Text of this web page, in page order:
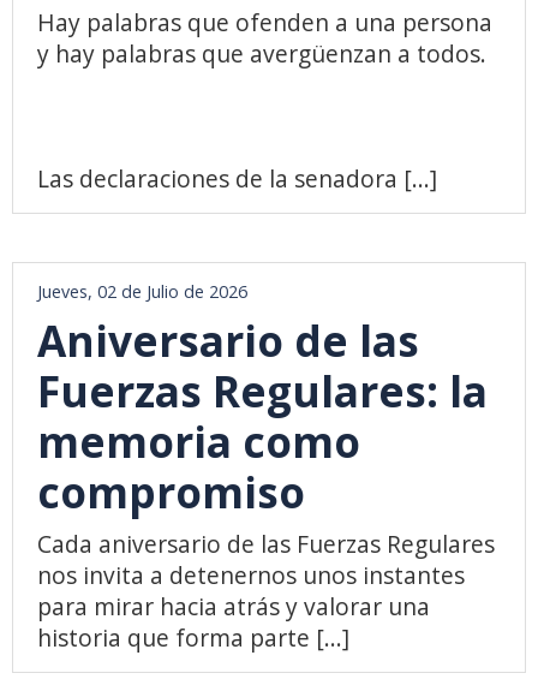
Hay palabras que ofenden a una persona
y hay palabras que avergüenzan a todos.
Las declaraciones de la senadora [...]
Jueves, 02 de Julio de 2026
Aniversario de las
Fuerzas Regulares: la
memoria como
compromiso
Cada aniversario de las Fuerzas Regulares
nos invita a detenernos unos instantes
para mirar hacia atrás y valorar una
historia que forma parte [...]